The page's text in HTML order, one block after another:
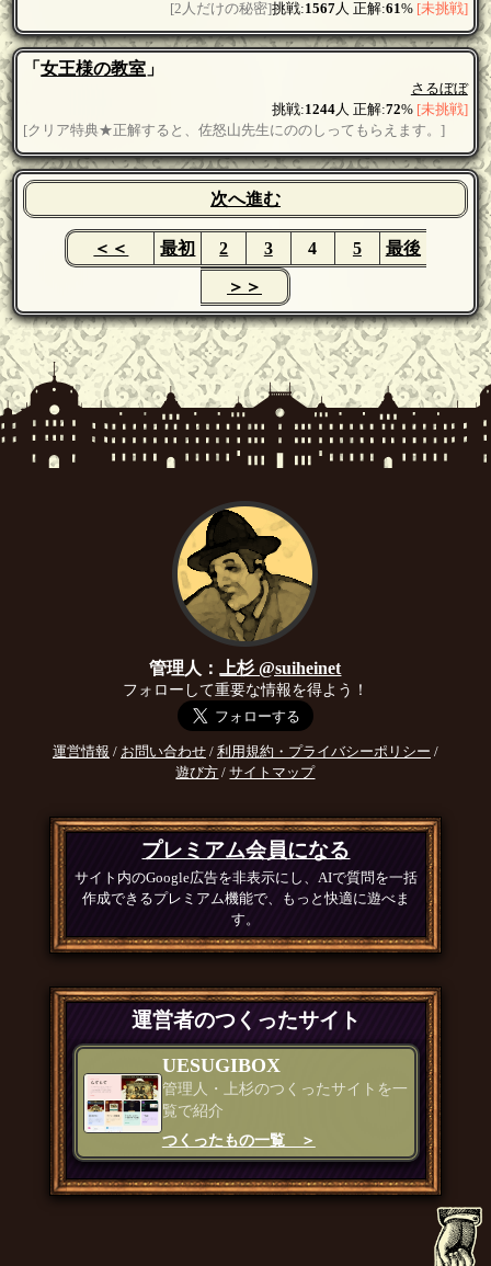
挑戦:1567人 正解:61% [未挑戦]
[2人だけの秘密]
「女王様の教室 」
さるぼぼ
挑戦:1244人 正解:72% [未挑戦]
[クリア特典★正解すると、佐怒山先生にののしってもらえます。]
次へ進む
＜＜ 最初 2 3 4 5 最後
＞＞
管理人：上杉 @suiheinet
フォローして重要な情報を得よう！
運営情報 / お問い合わせ/ 利用規約・プライバシーポリシー /
遊び方 /サイトマップ
プレミアム会員になる
サイト内のGoogle広告を非表示にし、AIで質問を一括
作成できるプレミアム機能で、もっと快適に遊べま
す。
運営者のつくったサイト
UESUGIBOX
管理人・上杉のつくったサイトを一
覧で紹介
つくったもの一覧 ＞